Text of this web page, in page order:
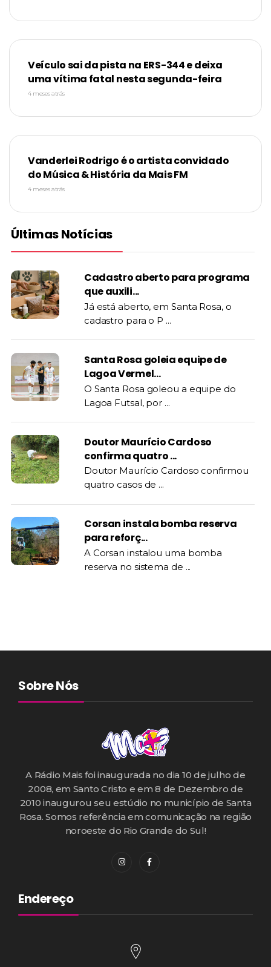
Veículo sai da pista na ERS-344 e deixa
uma vítima fatal nesta segunda-feira
4 meses atrás
Vanderlei Rodrigo é o artista convidado
do Música & História da Mais FM
4 meses atrás
Últimas Notícias
Cadastro aberto para programa
que auxili...
Já está aberto, em Santa Rosa, o
cadastro para o P ...
Santa Rosa goleia equipe de
Lagoa Vermel...
O Santa Rosa goleou a equipe do
Lagoa Futsal, por ...
Doutor Maurício Cardoso
confirma quatro ...
Doutor Maurício Cardoso confirmou
quatro casos de ...
Corsan instala bomba reserva
para reforç...
A Corsan instalou uma bomba
reserva no sistema de ...
Sobre Nós
A Rádio Mais foi inaugurada no dia 10 de julho de
2008, em Santo Cristo e em 8 de Dezembro de
2010 inaugurou seu estúdio no município de Santa
Rosa. Somos referência em comunicação na região
noroeste do Rio Grande do Sul!
Endereço